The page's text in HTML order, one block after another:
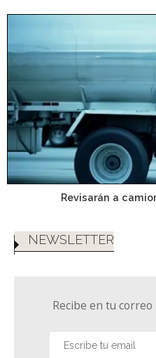
Revisarán a
NEWSLETTER
Recibe en tu